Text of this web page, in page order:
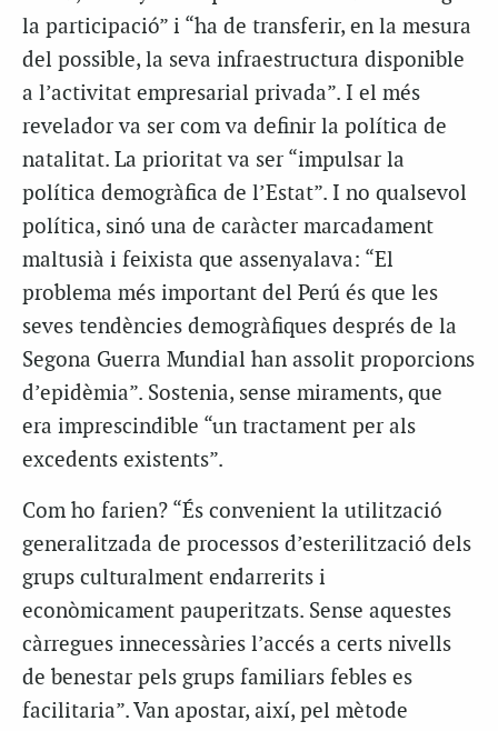
la participació” i “ha de transferir, en la mesura
del possible, la seva infraestructura disponible
a l’activitat empresarial privada”. I el més
revelador va ser com va definir la política de
natalitat. La prioritat va ser “impulsar la
política demogràfica de l’Estat”. I no qualsevol
política, sinó una de caràcter marcadament
maltusià i feixista que assenyalava: “El
problema més important del Perú és que les
seves tendències demogràfiques després de la
Segona Guerra Mundial han assolit proporcions
d’epidèmia”. Sostenia, sense miraments, que
era imprescindible “un tractament per als
excedents existents”.
Com ho farien? “És convenient la utilització
generalitzada de processos d’esterilització dels
grups culturalment endarrerits i
econòmicament pauperitzats. Sense aquestes
càrregues innecessàries l’accés a certs nivells
de benestar pels grups familiars febles es
facilitaria”. Van apostar, així, pel mètode